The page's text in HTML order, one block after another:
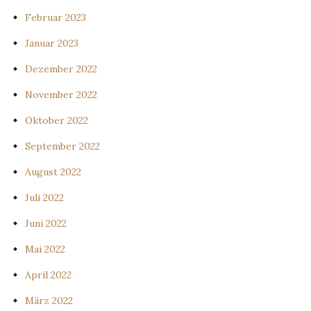
Februar 2023
Januar 2023
Dezember 2022
November 2022
Oktober 2022
September 2022
August 2022
Juli 2022
Juni 2022
Mai 2022
April 2022
März 2022